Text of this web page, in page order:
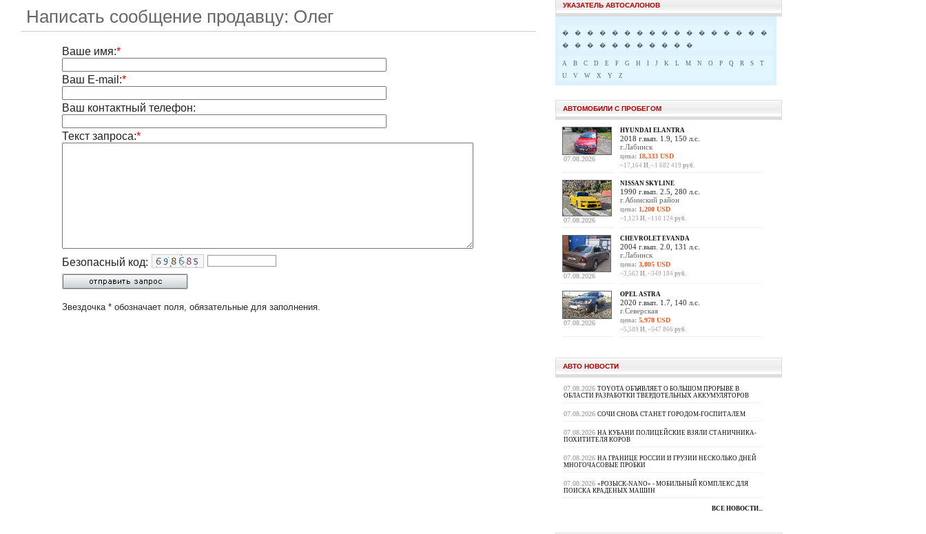
Написать сообщение продавцу: Олег
Ваше имя:*
Ваш E-mail:*
Ваш контактный телефон:
Текст запроса:*
Безопасный код:
Звездочка * обозначает поля, обязательные для заполнения.
УКАЗАТЕЛЬ АВТОСАЛОНОВ
� � � � � � � � � � � � � � � �
�
�
� � � � � � � � � �
A B C D E F G H I J K L M N O P Q R S
T
U
V W X Y Z
АВТОМОБИЛИ С ПРОБЕГОМ
07.08.2026
HYUNDAI ELANTRA
2018 г.вып. 1.9, 150 л.с.
г.Лабинск
цена: 18,333 USD
~17,164 И, ~1 682 419 руб.
07.08.2026
NISSAN SKYLINE
1990 г.вып. 2.5, 280 л.с.
г.Абинский район
цена: 1,200 USD
~1,123 И, ~110 124 руб.
07.08.2026
CHEVROLET EVANDA
2004 г.вып. 2.0, 131 л.с.
г.Лабинск
цена: 3,805 USD
~3,562 И, ~349 184 руб.
07.08.2026
OPEL ASTRA
2020 г.вып. 1.7, 140 л.с.
г.Северская
цена: 5,970 USD
~5,589 И, ~547 866 руб.
АВТО НОВОСТИ
07.08.2026 TOYOTA ОБЪЯВЛЯЕТ О БОЛЬШОМ ПРОРЫВЕ В
ОБЛАСТИ РАЗРАБОТКИ ТВЕРДОТЕЛЬНЫХ АККУМУЛЯТОРОВ
07.08.2026 СОЧИ СНОВА СТАНЕТ ГОРОДОМ-ГОСПИТАЛЕМ
07.08.2026 НА КУБАНИ ПОЛИЦЕЙСКИЕ ВЗЯЛИ СТАНИЧНИКА-
ПОХИТИТЕЛЯ КОРОВ
07.08.2026 НА ГРАНИЦЕ РОССИИ И ГРУЗИИ НЕСКОЛЬКО ДНЕЙ
МНОГОЧАСОВЫЕ ПРОБКИ
07.08.2026 «РОЗЫСК-NANO» - МОБИЛЬНЫЙ КОМПЛЕКС ДЛЯ
ПОИСКА КРАДЕНЫХ МАШИН
ВСЕ НОВОСТИ...